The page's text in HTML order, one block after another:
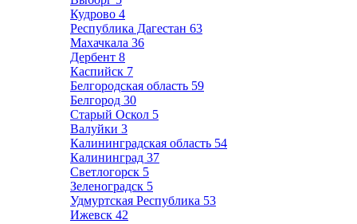
Кудрово 4
Республика Дагестан 63
Махачкала 36
Дербент 8
Каспийск 7
Белгородская область 59
Белгород 30
Старый Оскол 5
Валуйки 3
Калининградская область 54
Калининград 37
Светлогорск 5
Зеленоградск 5
Удмуртская Республика 53
Ижевск 42